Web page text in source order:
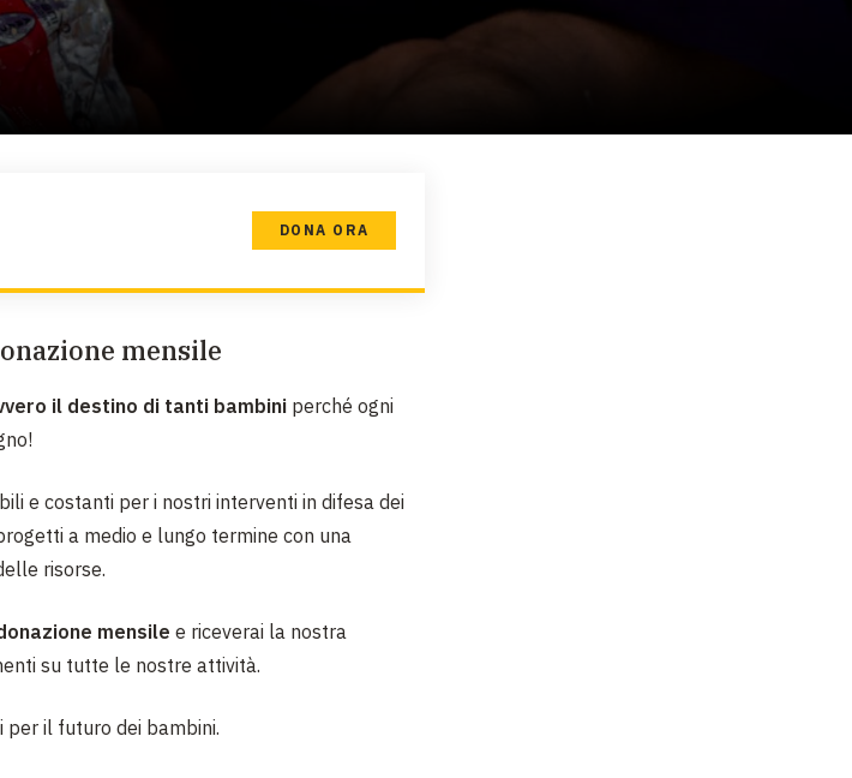
DONA ORA
mensile
il destino di tanti bambini perché ogni
e costanti per i nostri interventi in difesa dei
a medio e lungo termine con una
risorse.
mensile e riceverai la nostra
su tutte le nostre attività.
per il futuro dei bambini.